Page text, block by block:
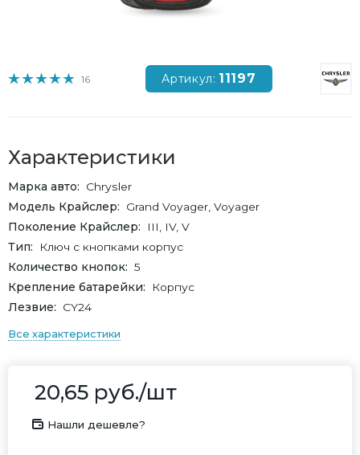
16 Артикул: 11197
Характеристики
Марка авто
Chrysler
Модель Крайслер
Grand Voyager, Voyager
Поколение Крайслер
III, IV, V
Тип
Ключ с кнопками корпус
Количество кнопок
5
Крепление батарейки
Корпус
Лезвие
СY24
Все характеристики
20,65 руб./шт
Нашли дешевле?